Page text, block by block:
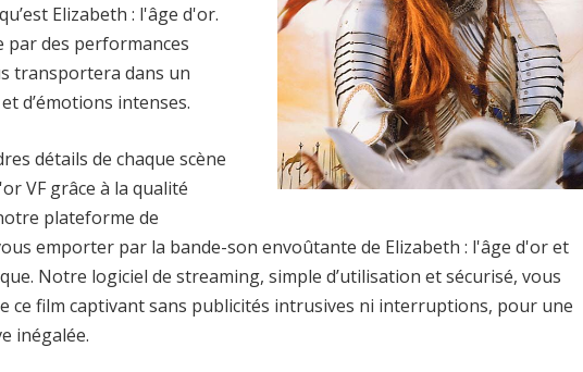
Elizabeth : l'âge d'or.
par des performances
transportera dans un
d’émotions intenses.
détails de chaque scène
VF grâce à la qualité
plateforme de
emporter par la bande-son envoûtante de Elizabeth : l'âge d'or et
Notre logiciel de streaming, simple d’utilisation et sécurisé, vous
ce film captivant sans publicités intrusives ni interruptions, pour une
inégalée.